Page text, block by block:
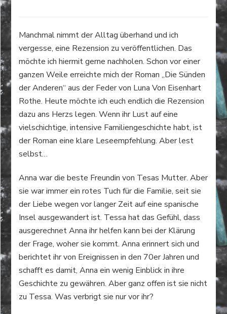
Manchmal nimmt der Alltag überhand und ich
vergesse, eine Rezension zu veröffentlichen. Das
möchte ich hiermit gerne nachholen. Schon vor einer
ganzen Weile erreichte mich der Roman „Die Sünden
der Anderen“ aus der Feder von Luna Von Eisenhart
Rothe. Heute möchte ich euch endlich die Rezension
dazu ans Herzs legen. Wenn ihr Lust auf eine
vielschichtige, intensive Familiengeschichte habt, ist
der Roman eine klare Leseempfehlung. Aber lest
selbst…
Anna war die beste Freundin von Tesas Mutter. Aber
sie war immer ein rotes Tuch für die Familie, seit sie
der Liebe wegen vor langer Zeit auf eine spanische
Insel ausgewandert ist. Tessa hat das Gefühl, dass
ausgerechnet Anna ihr helfen kann bei der Klärung
der Frage, woher sie kommt. Anna erinnert sich und
berichtet ihr von Ereignissen in den 70er Jahren und
schafft es damit, Anna ein wenig Einblick in ihre
Geschichte zu gewähren. Aber ganz offen ist sie nicht
zu Tessa. Was verbrigt sie nur vor ihr?